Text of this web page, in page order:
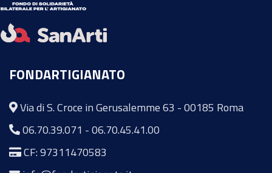
FONDARTIGIANATO
Via di S. Croce in Gerusalemme 63 - 00185 Roma
06.70.39.071 -06.70.45.41.00
CF: 97311470583